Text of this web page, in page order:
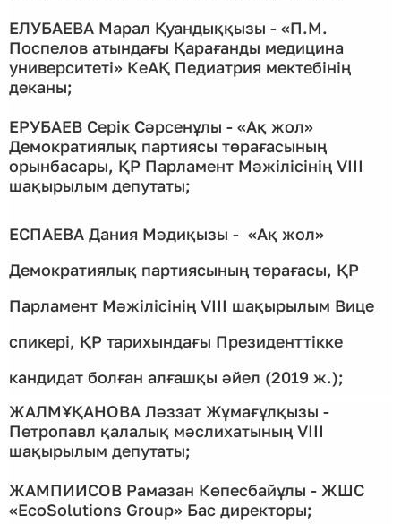
ЕЛУБАЕВА Марал Қуандыққызы - «П.М.
Поспелов атындағы Қарағанды медицина
университеті» КеАҚ Педиатрия мектебінің
деканы;
ЕРУБАЕВ Серік Сәрсенұлы - «Ақ жол»
Демократиялық партиясы төрағасының
орынбасары, ҚР Парламент Мәжілісінің VIII
шақырылым депутаты;
ЕСПАЕВА Дания Мәдиқызы - «Ақ жол»
Демократиялық партиясының төрағасы, ҚР
Парламент Мәжілісінің VIII шақырылым Вице
спикері, ҚР тарихындағы Президенттікке
кандидат болған алғашқы әйел (2019 ж.);
ЖАЛМҰҚАНОВА Ләззат Жұмағұлқызы -
Петропавл қалалық мәслихатының VIII
шақырылым депутаты;
ЖАМПИИСОВ Рамазан Көпесбайұлы - ЖШС
«EcoSolutions Group» Бас директоры;